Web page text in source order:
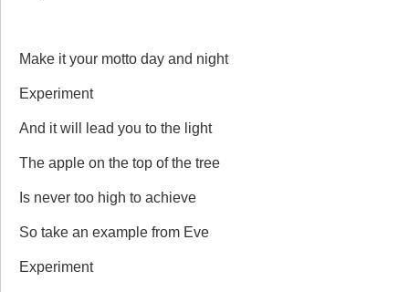
Make it your motto day and night
Experiment
And it will lead you to the light
The apple on the top of the tree
Is never too high to achieve
So take an example from Eve
Experiment